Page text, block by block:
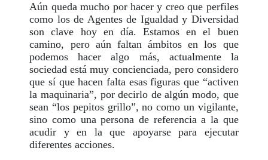
Aún queda mucho por hacer y creo que perfiles
como los de Agentes de Igualdad y Diversidad
son clave hoy en día. Estamos en el buen
camino, pero aún faltan ámbitos en los que
podemos hacer algo más, actualmente la
sociedad está muy concienciada, pero considero
que sí que hacen falta esas figuras que “activen
la maquinaria”, por decirlo de algún modo, que
sean “los pepitos grillo”, no como un vigilante,
sino como una persona de referencia a la que
acudir y en la que apoyarse para ejecutar
diferentes acciones.